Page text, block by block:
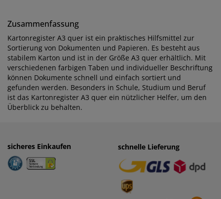
Zusammenfassung
Kartonregister A3 quer ist ein praktisches Hilfsmittel zur
Sortierung von Dokumenten und Papieren. Es besteht aus
stabilem Karton und ist in der Größe A3 quer erhältlich. Mit
verschiedenen farbigen Taben und individueller Beschriftung
können Dokumente schnell und einfach sortiert und
gefunden werden. Besonders in Schule, Studium und Beruf
ist das Kartonregister A3 quer ein nützlicher Helfer, um den
Überblick zu behalten.
sicheres Einkaufen einfaches Zahlen
· Rechnung
· Vorkasse
schnelle Lieferung